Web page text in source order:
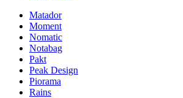
Matador
Moment
Nomatic
Notabag
Pakt
Peak Design
Piorama
Rains